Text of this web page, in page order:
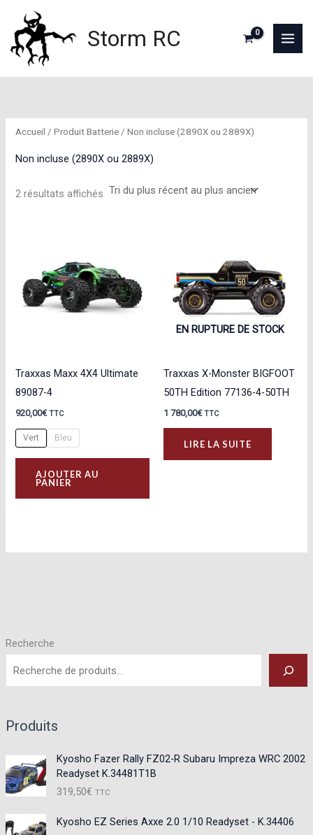
contenu
Storm RC
Recherche
Produits
Kyosho Fazer Rally FZ02-R Subaru Impreza WRC 2002
Readyset K.34481T1B
319,50€ TTC
Kyosho EZ Series Axxe 2.0 1/10 Readyset - K.34406
Accueil / Produit Batterie / Non incluse (2890X ou 2889X)
Non incluse (2890X ou 2889X)
2 résultats affichés Trié
Traxxas Maxx 4X4 Ultimate
89087-4
920,00€ TTC
Vert Bleu
AJOUTER AU
PANIER
Ce
a
Les
page
EN RUPTURE DE STOCK
Traxxas X-Monster BIGFOOT
50TH Edition 77136-4-50TH
1 780,00€ TTC
LIRE LA SUITE